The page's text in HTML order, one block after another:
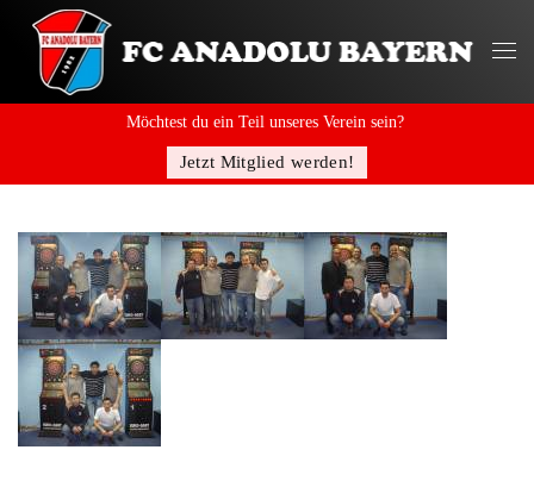
Möchtest du ein Teil unseres Verein sein?
Jetzt Mitglied werden!